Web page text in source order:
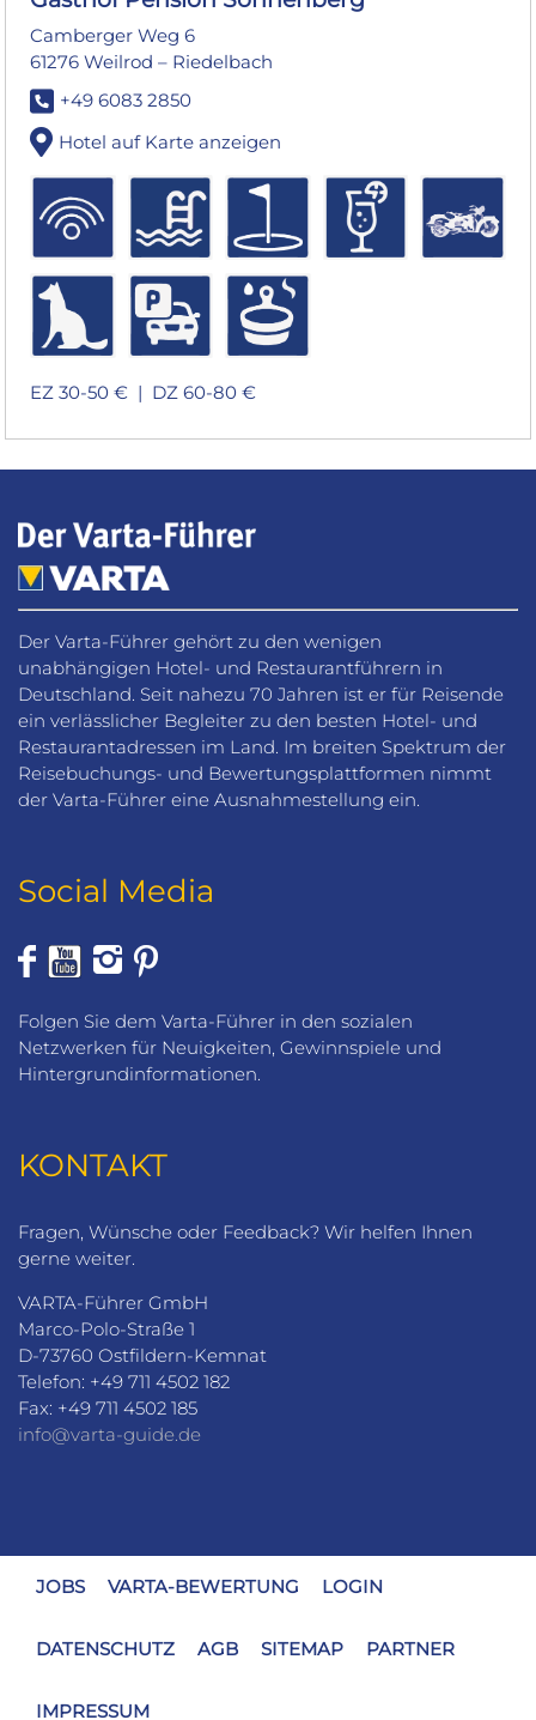
Camberger Weg 6
61276 Weilrod – Riedelbach
+49 6083 2850
Hotel auf Karte anzeigen
EZ 30-50 € | DZ 60-80 €
Der Varta-Führer gehört zu den wenigen
unabhängigen Hotel- und Restaurantführern in
Deutschland. Seit nahezu 70 Jahren ist er für Reisende
ein verlässlicher Begleiter zu den besten Hotel- und
Restaurantadressen im Land. Im breiten Spektrum der
Reisebuchungs- und Bewertungsplattformen nimmt
der Varta-Führer eine Ausnahmestellung ein.
Social Media
Folgen Sie dem Varta-Führer in den sozialen
Netzwerken für Neuigkeiten, Gewinnspiele und
Hintergrundinformationen.
KONTAKT
Fragen, Wünsche oder Feedback? Wir helfen Ihnen
gerne weiter.
VARTA-Führer GmbH
Marco-Polo-Straße 1
D-73760 Ostfildern-Kemnat
Telefon: +49 711 4502 182
Fax: +49 711 4502 185
info@varta-guide.de
JOBS VARTA-BEWERTUNG LOGIN
DATENSCHUTZ AGB SITEMAP PARTNER
IMPRESSUM